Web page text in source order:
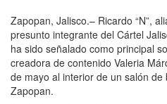
Zapopan, Jalisco.– Ricardo “N”,
presunto integrante del Cártel
ha sido señalado como principal
creadora de contenido Valeria
de mayo al interior de un salón
Zapopan.